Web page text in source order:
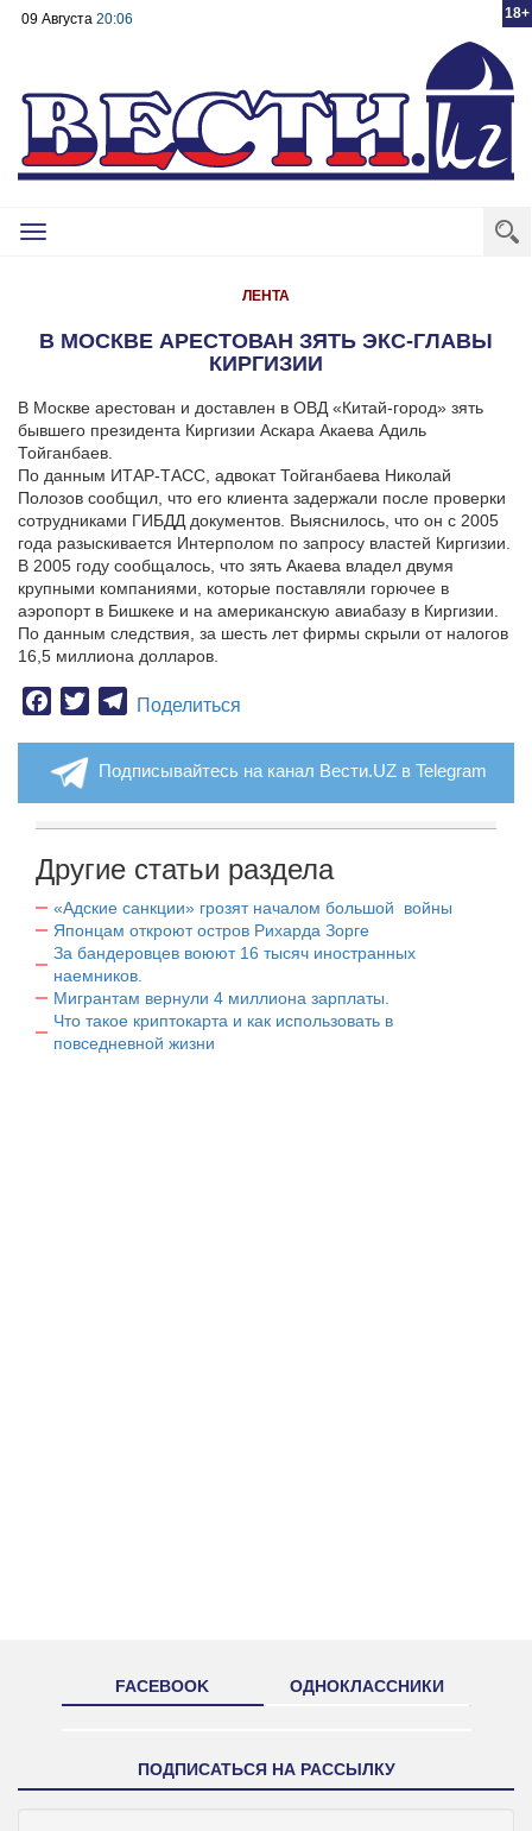
18+
09 Августа 20:06
Toggle
ЛЕНТА
В МОСКВЕ АРЕСТОВАН ЗЯТЬ ЭКС-ГЛАВЫ
КИРГИЗИИ
В Москве арестован и доставлен в ОВД «Китай-город» зять
бывшего президента Киргизии Аскара Акаева Адиль
Тойганбаев.
По данным ИТАР-ТАСС, адвокат Тойганбаева Николай
Полозов сообщил, что его клиента задержали после проверки
сотрудниками ГИБДД документов. Выяснилось, что он с 2005
года разыскивается Интерполом по запросу властей Киргизии.
В 2005 году сообщалось, что зять Акаева владел двумя
крупными компаниями, которые поставляли горючее в
аэропорт в Бишкеке и на американскую авиабазу в Киргизии.
По данным следствия, за шесть лет фирмы скрыли от налогов
16,5 миллиона долларов.
Facebook
TwitterTelegram
Поделиться
Подписывайтесь на канал Вести.UZ в Telegram
Другие статьи раздела
«Адские санкции» грозят началом большой войны
Японцам откроют остров Рихарда Зорге
За бандеровцев воюют 16 тысяч иностранных
наемников.
Мигрантам вернули 4 миллиона зарплаты.
Что такое криптокарта и как использовать в
повседневной жизни
FACEBOOK ОДНОКЛАССНИКИ
ПОДПИСАТЬСЯ НА РАССЫЛКУ